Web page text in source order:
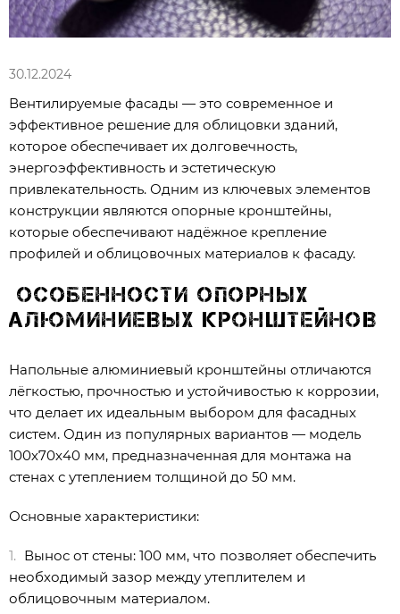
30.12.2024
Вентилируемые фасады — это современное и
эффективное решение для облицовки зданий,
которое обеспечивает их долговечность,
энергоэффективность и эстетическую
привлекательность. Одним из ключевых элементов
конструкции являются опорные кронштейны,
которые обеспечивают надёжное крепление
профилей и облицовочных материалов к фасаду.
Особенности опорных
алюминиевых кронштейнов
Напольные алюминиевый кронштейны отличаются
лёгкостью, прочностью и устойчивостью к коррозии,
что делает их идеальным выбором для фасадных
систем. Один из популярных вариантов — модель
100х70х40 мм, предназначенная для монтажа на
стенах с утеплением толщиной до 50 мм.
Основные характеристики:
Вынос от стены: 100 мм, что позволяет обеспечить
необходимый зазор между утеплителем и
облицовочным материалом.